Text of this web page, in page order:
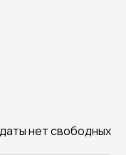
нет свободных